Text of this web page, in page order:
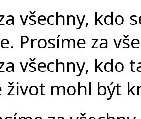
všechny, kdo
Prosíme za
všechny, kdo
život mohl být